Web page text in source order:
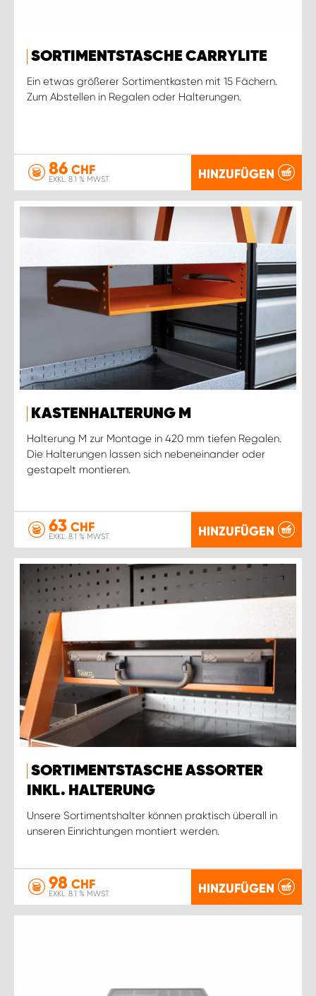
SORTIMENTSTASCHE CARRYLITE
Ein etwas größerer Sortimentkasten mit 15 Fächern.
Zum Abstellen in Regalen oder Halterungen.
86 CHF
EXKL. 8.1 % MWST. HINZUFÜGEN
KASTENHALTERUNG M
Halterung M zur Montage in 420 mm tiefen Regalen.
Die Halterungen lassen sich nebeneinander oder
gestapelt montieren.
63 CHF
EXKL. 8.1 % MWST. HINZUFÜGEN
SORTIMENTSTASCHE ASSORTER
INKL. HALTERUNG
Unsere Sortimentshalter können praktisch überall in
unseren Einrichtungen montiert werden.
98 CHF
EXKL. 8.1 % MWST. HINZUFÜGEN